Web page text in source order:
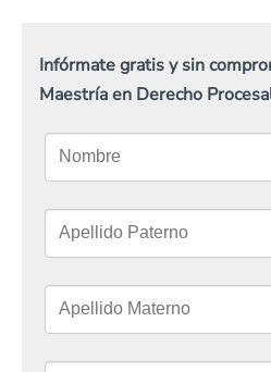
Infórmate gratis y sin
Maestría en Derecho